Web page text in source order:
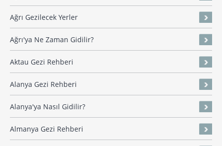
Ağrı Gezilecek Yerler
Ağrı'ya Ne Zaman Gidilir?
Aktau Gezi Rehberi
Alanya Gezi Rehberi
Alanya'ya Nasıl Gidilir?
Almanya Gezi Rehberi